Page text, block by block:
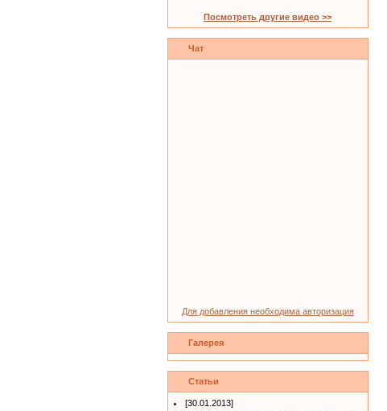
Посмотреть другие видео >>
Чат
Для добавления необходима авторизация
Галерея
Статьи
[30.01.2013]